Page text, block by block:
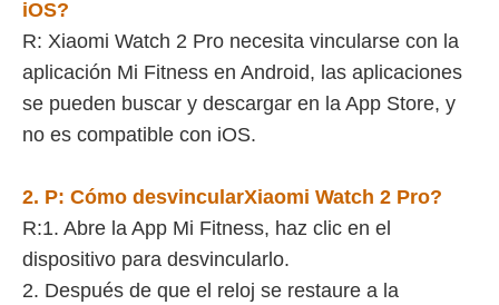
iOS?
R: Xiaomi Watch 2 Pro necesita vincularse con la
aplicación Mi Fitness en Android, las aplicaciones
se pueden buscar y descargar en la App Store, y
no es compatible con iOS.
2. P: Cómo desvincularXiaomi Watch 2 Pro?
R:1. Abre la App Mi Fitness, haz clic en el
dispositivo para desvincularlo.
2. Después de que el reloj se restaure a la